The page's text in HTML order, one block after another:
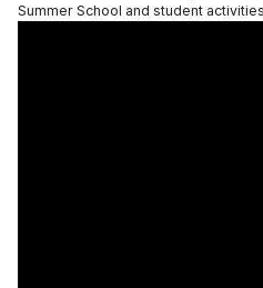
Summer School and student